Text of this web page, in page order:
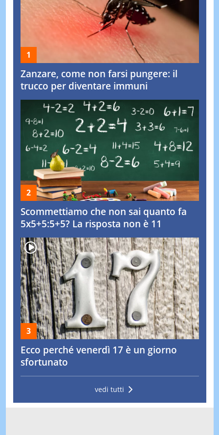
Zanzare, come non farsi pungere: il
trucco per diventare immuni
Scommettiamo che non sai quanto fa
5x5+5:5+5? La risposta non è 11
Ecco perché venerdì 17 è un giorno
sfortunato
vedi tutti